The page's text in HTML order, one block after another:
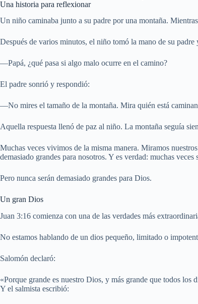
Una historia para reflexionar
Un niño caminaba junto a su padre por una montaña.
Después de varios minutos, el niño tomó la mano de su padre
—Papá, ¿qué pasa si algo malo ocurre en el camino?
El padre sonrió y respondió:
—No mires el tamaño de la montaña. Mira quién está
Aquella respuesta llenó de paz al niño. La montaña seguía
Muchas veces vivimos de la misma manera. Miramos
demasiado grandes para nosotros. Y es verdad: muchas veces
Pero nunca serán demasiado grandes para Dios.
Un gran Dios
Juan 3:16 comienza con una de las verdades más
No estamos hablando de un dios pequeño, limitado o
Salomón declaró:
«Porque grande es nuestro Dios, y más grande que todos los
Y el salmista escribió: